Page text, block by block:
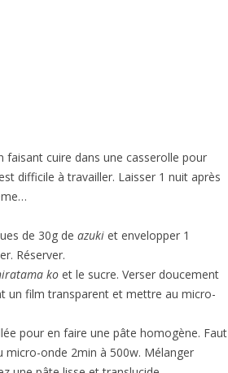
faisant cuire dans une casserolle pour
difficile à travailler. Laisser 1 nuit après
de 30g de azuki et envelopper 1
Réserver.
ko et le sucre. Verser doucement
un film transparent et mettre au micro-
pour en faire une pâte homogène. Faut
onde 2min à 500w. Mélanger